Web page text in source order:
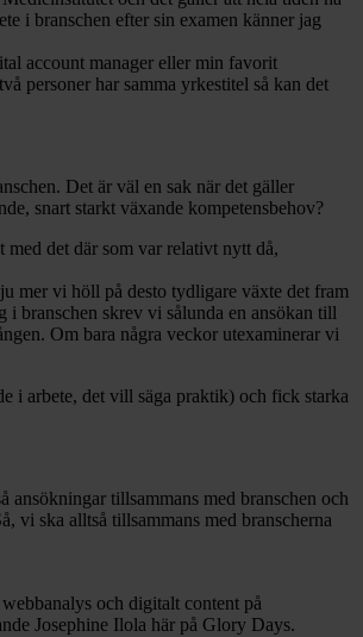
i branschen efter sin examen känner jag
account manager eller min favorit
personer har samma yrkestitel så kan det
Det är väl en sak när det gäller
snart starkt växande kompetensbehov?
det där som var relativt nytt då,
mer vi höll på desto tydligare växte det fram
branschen skrev vi sålunda en ansökan till
Om bara några veckor utexaminerar vi
i arbete, det vill säga praktik) och fick starka
tillsammans med branschen och
vi ska alltså tillsammans med branscherna
och digitalt content på
Josephine Ilola här på Glory Days.